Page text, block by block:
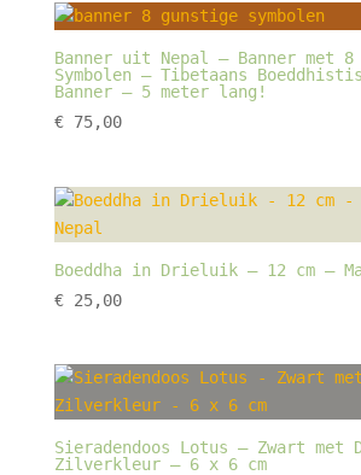
Banner uit Nepal – Banner met 8
Symbolen – Tibetaans
Banner – 5 meter lang!
€75,00
Boeddha in Drieluik – 12 cm –
€25,00
Sieradendoos Lotus – Zwart met
Zilverkleur – 6 x 6 cm